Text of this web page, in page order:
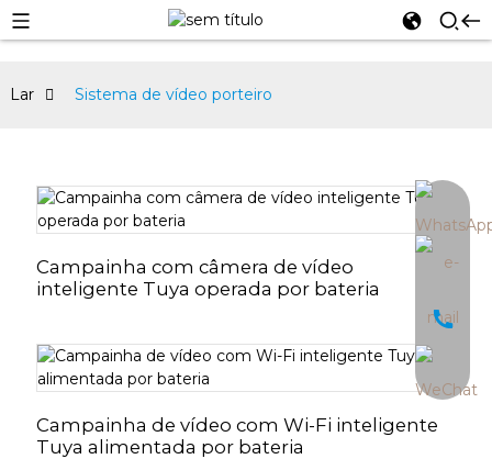
Lar Sistema de vídeo porteiro
Campainha com câmera de vídeo
inteligente Tuya operada por bateria
Campainha de vídeo com Wi-Fi inteligente
Tuya alimentada por bateria